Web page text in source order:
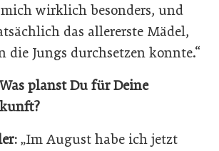
wirklich besonders, und
das allererste Mädel,
die Jungs durchsetzen konnte.“
planst Du für Deine
„Im August habe ich jetzt